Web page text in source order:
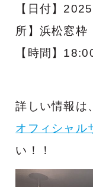
【日付】
所】浜松窓枠
【時間】
詳しい情報
オフィシャル
い！！